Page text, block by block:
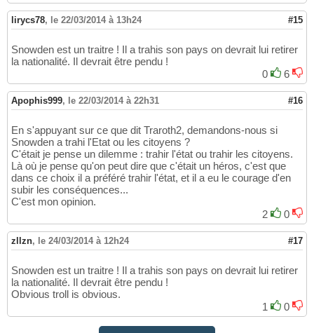
lirycs78, le 22/03/2014 à 13h24 #15
Snowden est un traitre ! Il a trahis son pays on devrait lui retirer
la nationalité. Il devrait être pendu !
0
6
Apophis999, le 22/03/2014 à 22h31 #16
En s'appuyant sur ce que dit Traroth2, demandons-nous si
Snowden a trahi l'Etat ou les citoyens ?
C'était je pense un dilemme : trahir l'état ou trahir les citoyens.
Là où je pense qu'on peut dire que c'était un héros, c'est que
dans ce choix il a préféré trahir l'état, et il a eu le courage d'en
subir les conséquences...
C'est mon opinion.
2
0
zllzn, le 24/03/2014 à 12h24 #17
Snowden est un traitre ! Il a trahis son pays on devrait lui retirer
la nationalité. Il devrait être pendu !
Obvious troll is obvious.
1
0